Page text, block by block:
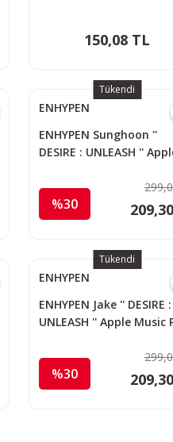
150,08 TL
Tükendi
ENHYPEN
ENHYPEN Sunghoon ''
DESIRE : UNLEASH ''
%30
Tükendi
ENHYPEN
ENHYPEN Jake '' DESIRE :
UNLEASH '' Apple Music
%30